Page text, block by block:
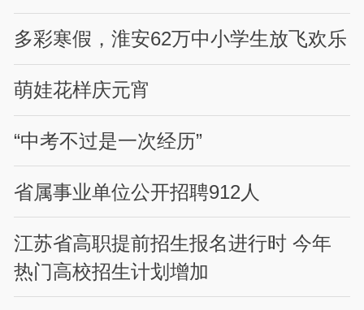
多彩寒假，淮安62万中小学生放飞欢乐
萌娃花样庆元宵
“中考不过是一次经历”
省属事业单位公开招聘912人
江苏省高职提前招生报名进行时 今年
热门高校招生计划增加